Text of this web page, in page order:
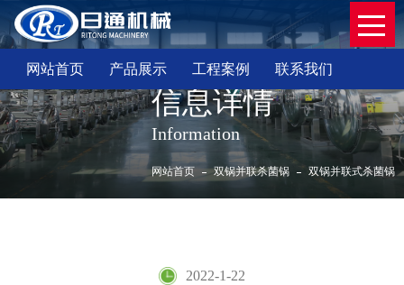
网站首页 产品展示 工程案例 联系我们
信息详情
Information
网站首页 双锅并联杀菌锅 双锅并联式杀菌锅
2022-1-22